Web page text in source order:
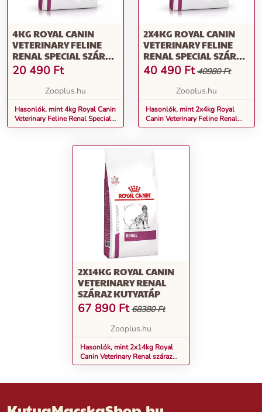
4KG ROYAL CANIN
VETERINARY FELINE
RENAL SPECIAL SZÁRAZ
MACSKAELEDEL
20 490 Ft
Zooplus.hu
Hasonlók, mint 4kg Royal Canin
Veterinary Feline Renal Special
száraz macskaeledel
2X4KG ROYAL CANIN
VETERINARY FELINE
RENAL SPECIAL SZÁRAZ
MACSKAELEDEL
40 490 Ft 40980 Ft
Zooplus.hu
Hasonlók, mint 2x4kg Royal
Canin Veterinary Feline Renal
Special száraz macskaeledel
2X14KG ROYAL CANIN
VETERINARY RENAL
SZÁRAZ KUTYATÁP
67 890 Ft 68380 Ft
Zooplus.hu
Hasonlók, mint 2x14kg Royal
Canin Veterinary Renal száraz
kutyatáp